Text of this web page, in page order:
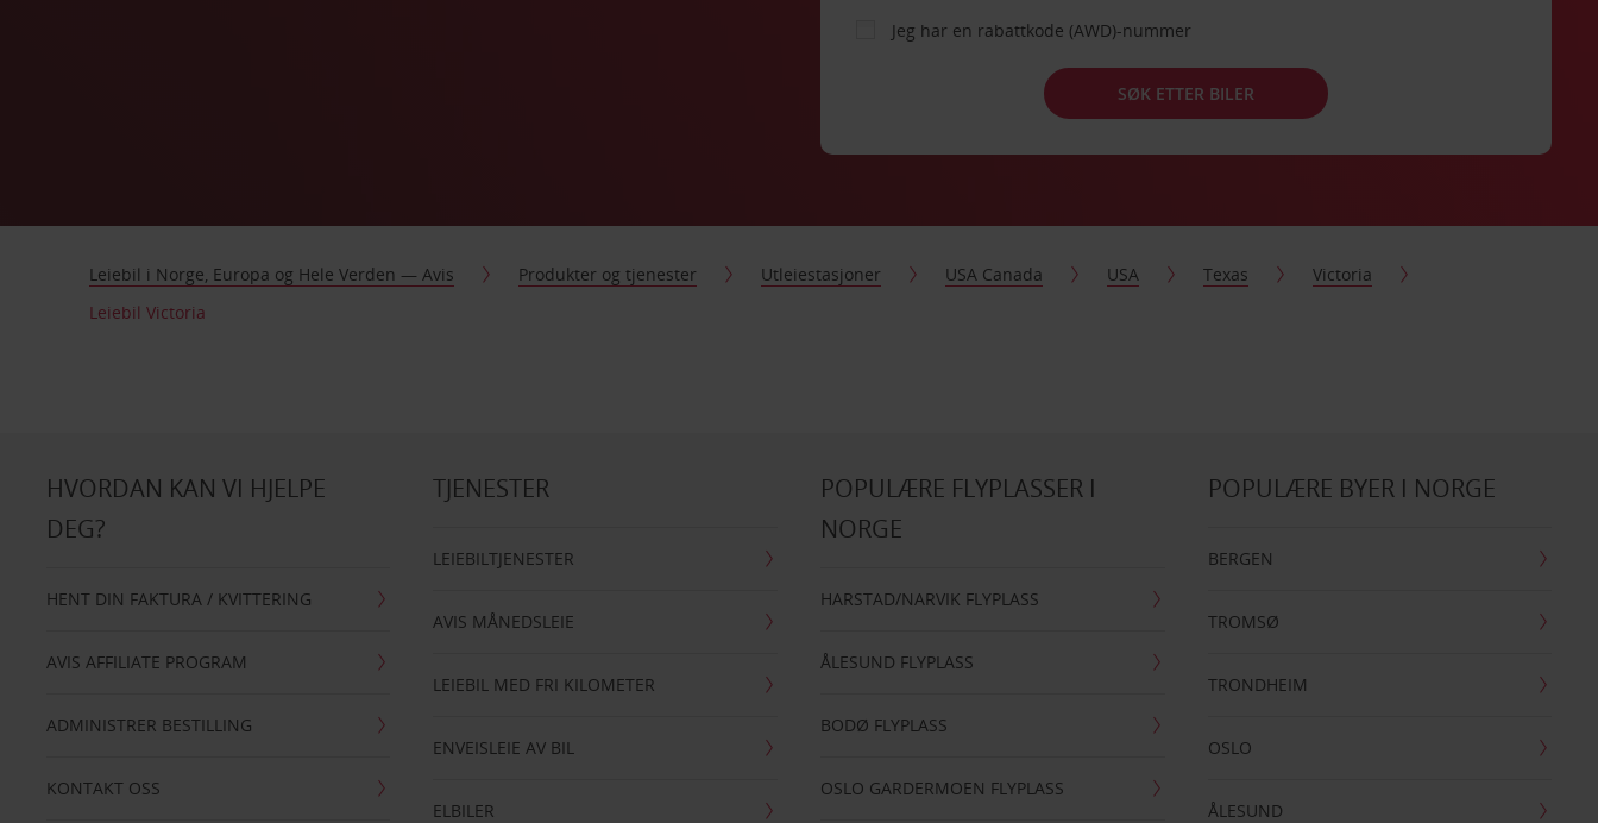
Jeg har en rabattkode (AWD)-nummer
SØK ETTER BILER
Leiebil i Norge, Europa og Hele Verden — Avis Produkter og tjenester Utleiestasjoner USA Canada USA Texas
Victoria
Leiebil Victoria
HVORDAN KAN VI HJELPE
DEG?
HENT DIN FAKTURA / KVITTERING
AVIS AFFILIATE PROGRAM
ADMINISTRER BESTILLING
KONTAKT OSS
TJENESTER
LEIEBILTJENESTER
AVIS MÅNEDSLEIE
LEIEBIL MED FRI KILOMETER
ENVEISLEIE AV BIL
ELBILER
POPULÆRE FLYPLASSER I
NORGE
HARSTAD/NARVIK FLYPLASS
ÅLESUND FLYPLASS
BODØ FLYPLASS
OSLO GARDERMOEN FLYPLASS
POPULÆRE BYER I NORGE
BERGEN
TROMSØ
TRONDHEIM
OSLO
ÅLESUND